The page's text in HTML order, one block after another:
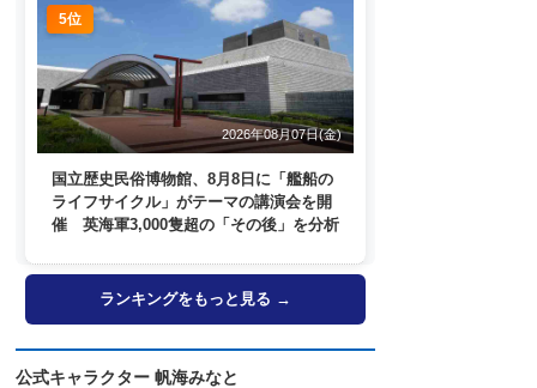
5位
2026年08月07日(金)
国立歴史民俗博物館、8月8日に「艦船の
ライフサイクル」がテーマの講演会を開
催 英海軍3,000隻超の「その後」を分析
ランキングをもっと見る →
公式キャラクター 帆海みなと